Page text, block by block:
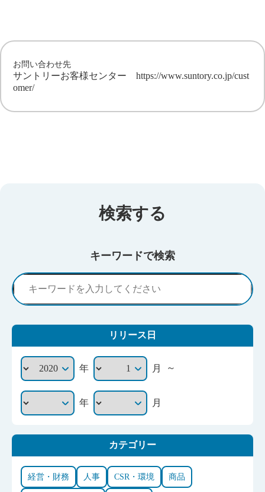
お問い合わせ先
サントリーお客様センター https://www.suntory.co.jp/cust
omer/
検索する
キーワードで検索
リリース日
年 月 ～
年 月
カテゴリー
経営・財務 人事 CSR・環境 商品